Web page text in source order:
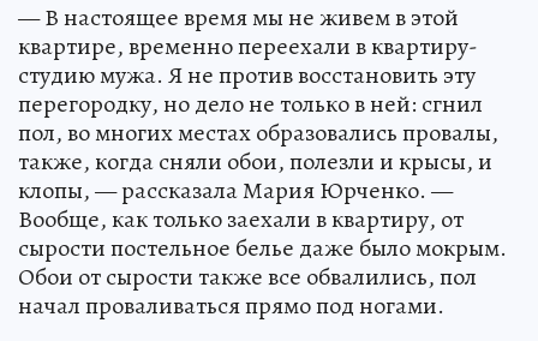
— В настоящее время мы не живем в этой
квартире, временно переехали в квартиру-
студию мужа. Я не против восстановить эту
перегородку, но дело не только в ней: сгнил
пол, во многих местах образовались провалы,
также, когда сняли обои, полезли и крысы, и
клопы, — рассказала Мария Юрченко. —
Вообще, как только заехали в квартиру, от
сырости постельное белье даже было мокрым.
Обои от сырости также все обвалились, пол
начал проваливаться прямо под ногами.